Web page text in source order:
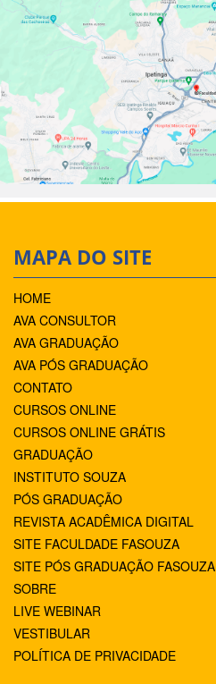
MAPA DO SITE
HOME
AVA CONSULTOR
AVA GRADUAÇÃO
AVA PÓS GRADUAÇÃO
CONTATO
CURSOS ONLINE
CURSOS ONLINE GRÁTIS
GRADUAÇÃO
INSTITUTO SOUZA
PÓS GRADUAÇÃO
REVISTA ACADÊMICA DIGITAL
SITE FACULDADE FASOUZA
SITE PÓS GRADUAÇÃO FASOUZA
SOBRE
LIVE WEBINAR
VESTIBULAR
POLÍTICA DE PRIVACIDADE